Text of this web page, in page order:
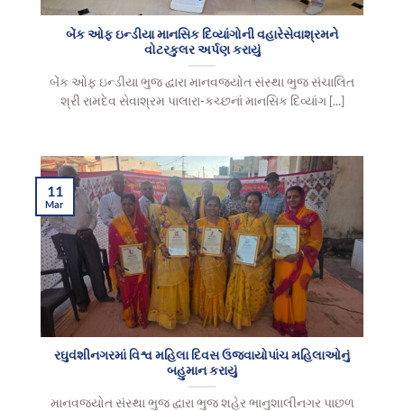
બેંક ઓફ ઇન્ડીયા માનસિક દિવ્યાંગોની વહારેસેવાશ્રમને
વોટરકુલર અર્પણ કરાયું
બેંક ઓફ ઇન્ડીયા ભુજ દ્વારા માનવજ્યોત સંસ્થા ભુજ સંચાલિત
શ્રી રામદેવ સેવાશ્રમ પાલારા-કચ્છનાં માનસિક દિવ્યાંગ [...]
રઘુવંશીનગરમાં વિશ્વ મહિલા દિવસ ઉજવાયોપાંચ મહિલાઓનું
બહુમાન કરાયું
માનવજ્યોત સંસ્થા ભુજ દ્વારા ભુજ શહેર ભાનુશાલીનગર પાછળ
11
Mar